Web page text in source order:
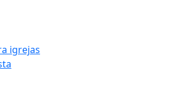
igrejas